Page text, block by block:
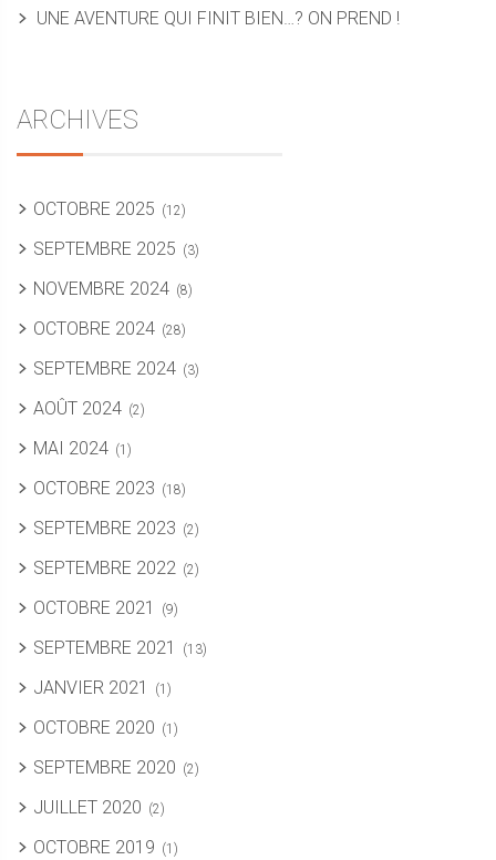
UNE AVENTURE QUI FINIT BIEN…? ON PREND !
ARCHIVES
OCTOBRE 2025 (12)
SEPTEMBRE 2025 (3)
NOVEMBRE 2024 (8)
OCTOBRE 2024 (28)
SEPTEMBRE 2024 (3)
AOÛT 2024 (2)
MAI 2024 (1)
OCTOBRE 2023 (18)
SEPTEMBRE 2023 (2)
SEPTEMBRE 2022 (2)
OCTOBRE 2021 (9)
SEPTEMBRE 2021 (13)
JANVIER 2021 (1)
OCTOBRE 2020 (1)
SEPTEMBRE 2020 (2)
JUILLET 2020 (2)
OCTOBRE 2019 (1)